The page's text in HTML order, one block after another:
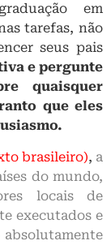
em
tarefas, não
seus pais
e pergunte
quaisquer
que eles
brasileiro), a
do mundo,
locais de
executados e